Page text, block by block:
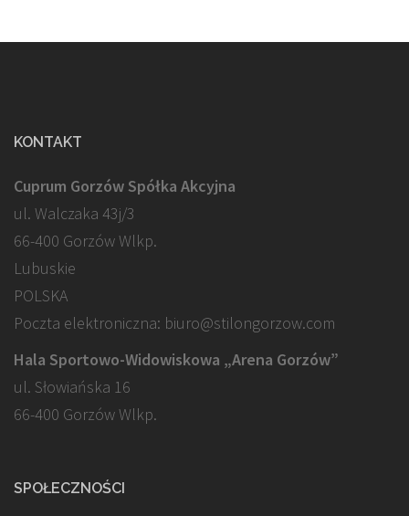
KONTAKT
Cuprum Gorzów Spółka Akcyjna
ul. Walczaka 43j/3
66-400 Gorzów Wlkp.
Lubuskie
POLSKA
Poczta elektroniczna: biuro@stilongorzow.com
Hala Sportowo-Widowiskowa „Arena Gorzów”
ul. Słowiańska 16
66-400 Gorzów Wlkp.
SPOŁECZNOŚCI